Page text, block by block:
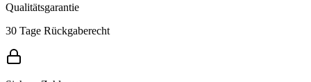
Qualitätsgarantie
30 Tage Rückgaberecht